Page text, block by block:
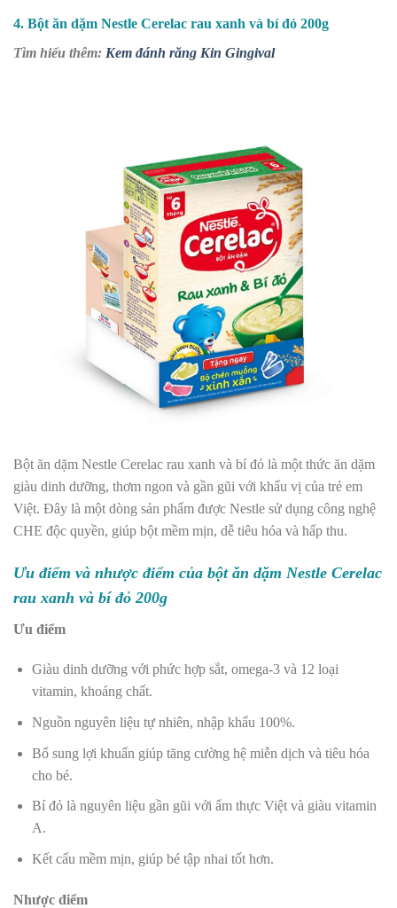
4. Bột ăn dặm Nestle Cerelac rau xanh và bí đỏ 200g
Tìm hiểu thêm: Kem đánh răng Kin Gingival
Bột ăn dặm Nestle Cerelac rau xanh và bí đỏ là một thức ăn dặm
giàu dinh dưỡng, thơm ngon và gần gũi với khẩu vị của trẻ em
Việt. Đây là một dòng sản phẩm được Nestle sử dụng công nghệ
CHE độc quyền, giúp bột mềm mịn, dễ tiêu hóa và hấp thu.
Ưu điểm và nhược điểm của bột ăn dặm Nestle Cerelac
rau xanh và bí đỏ 200g
Ưu điểm
Giàu dinh dưỡng với phức hợp sắt, omega-3 và 12 loại
vitamin, khoáng chất.
Nguồn nguyên liệu tự nhiên, nhập khẩu 100%.
Bổ sung lợi khuẩn giúp tăng cường hệ miễn dịch và tiêu hóa
cho bé.
Bí đỏ là nguyên liệu gần gũi với ẩm thực Việt và giàu vitamin
A.
Kết cấu mềm mịn, giúp bé tập nhai tốt hơn.
Nhược điểm